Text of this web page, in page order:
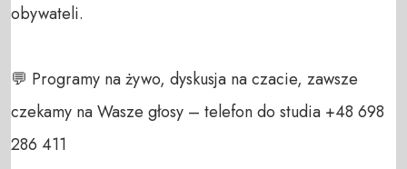
obywateli.
💬 Programy na żywo, dyskusja na czacie, zawsze
czekamy na Wasze głosy – telefon do studia +48 698
286 411